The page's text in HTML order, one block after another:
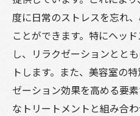
堺市の美容室の特
堺市の美容室で
堺市の美容室での
堺市の美容室での
タッフ
度に日常のストレスを忘れ
ことができます。特にヘッ
し、リラクゼーションとと
トします。また、美容室の
ゼーション効果を高める要
なトリートメントと組み合